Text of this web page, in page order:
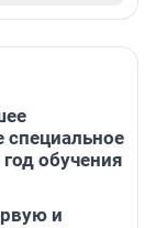
специальное
обучения
и